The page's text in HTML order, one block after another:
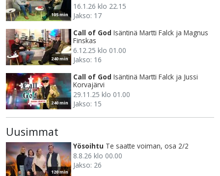
105 min
16.1.26 klo 22.15
Jakso: 17
240 min
Call of God Isäntinä Martti Falck ja Magnus
Finskas
6.12.25 klo 01.00
Jakso: 16
240 min
Call of God Isäntinä Martti Falck ja Jussi
Korvajärvi
29.11.25 klo 01.00
Jakso: 15
Uusimmat
120 min
Yösoihtu Te saatte voiman, osa 2/2
8.8.26 klo 00.00
Jakso: 26